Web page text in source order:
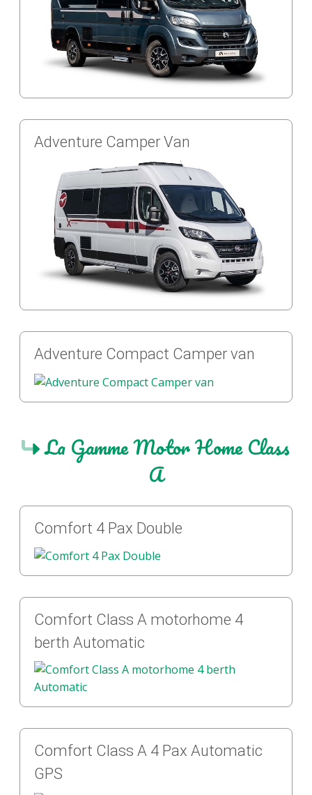
Adventure Camper Van
Adventure Compact Camper van
La Gamme Motor Home Class
A
Comfort 4 Pax Double
Comfort Class A motorhome 4
berth Automatic
Comfort Class A 4 Pax Automatic
GPS